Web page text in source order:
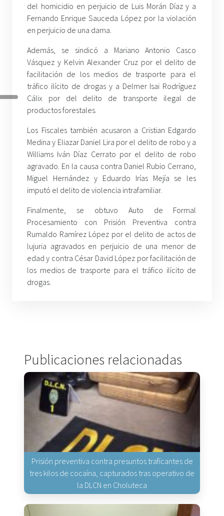
del homicidio en perjuicio de Luis Morán Díaz y a
Fernando Enrique Sauceda López por la violación
en perjuicio de una dama.
Además, se sindicó a Mariano Antonio Casco
Vásquez y Kelvin Alexander Cruz por el delito de
facilitación de los medios de trasporte para el
tráfico ilícito de drogas y a Delmer Isai Rodríguez
Cálix por del delito de transporte ilegal de
productos forestales.
Los Fiscales también acusaron a Cristian Edgardo
Medina y Eliazar Daniel Lira por el delito de robo y a
Williams Iván Díaz Cerrato por el delito de robo
agravado. En la causa contra Daniel Rubio Cerrano,
Miguel Hernández y Eduardo Irías Mejía se les
imputó el delito de violencia intrafamiliar.
Finalmente, se obtuvo Auto de Formal
Procesamiento con Prisión Preventiva contra
Rumaldo Ramírez López por el delito de actos de
lujuria agravados en perjuicio de una menor de
edad y contra César David López por facilitación de
los medios de trasporte para el tráfico ilícito de
drogas.
Publicaciones relacionadas
Prisión preventiva contra presuntos traficantes de
tres kilos de cocaína, capturados tras operativo de
la DLCN en Choluteca